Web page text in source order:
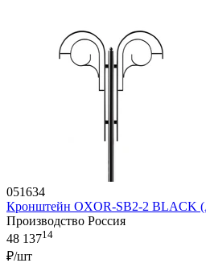
051634
Кронштейн OXOR-SB2-2 BLACK
Производство Россия
48 13714
₽/шт